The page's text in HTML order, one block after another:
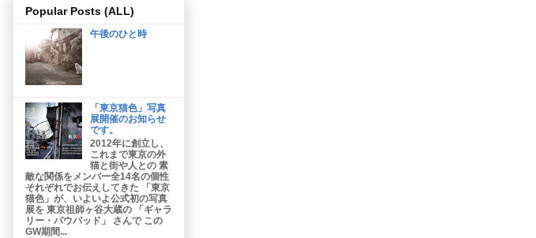
Popular Posts (ALL)
午後のひと時
「東京猫色」写真
展開催のお知らせ
です。
2012年に創立し、
これまで東京の外
猫と街や人との 素
敵な関係をメンバー全14名の個性
それぞれでお伝えしてきた 「東京
猫色」が、いよいよ公式初の写真
展を 東京祖師ヶ谷大蔵の 「ギャラ
リー・パウパッド」 さんで この
GW期間...